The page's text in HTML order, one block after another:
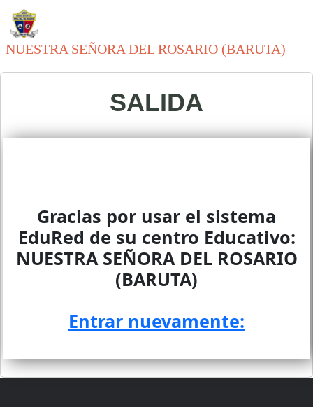
NUESTRA SEÑORA DEL ROSARIO (BARUTA)
SALIDA
Gracias por usar el sistema
EduRed de su centro Educativo:
NUESTRA SEÑORA DEL ROSARIO
(BARUTA)
Entrar nuevamente: